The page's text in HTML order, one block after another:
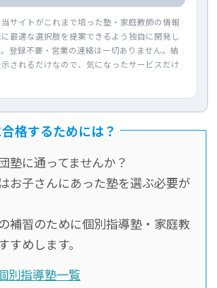
サイトがこれまで培った塾・家庭教師の情報
最適な選択肢を提案できるよう独自に開発し
登録不要・営業の連絡は一切ありません。結
されるだけなので、気になったサービスだけ
格するためには？
塾に通ってませんか？
お子さんにあった塾を選ぶ必要が
補習のために個別指導塾・家庭教
すめします。
別指導塾一覧